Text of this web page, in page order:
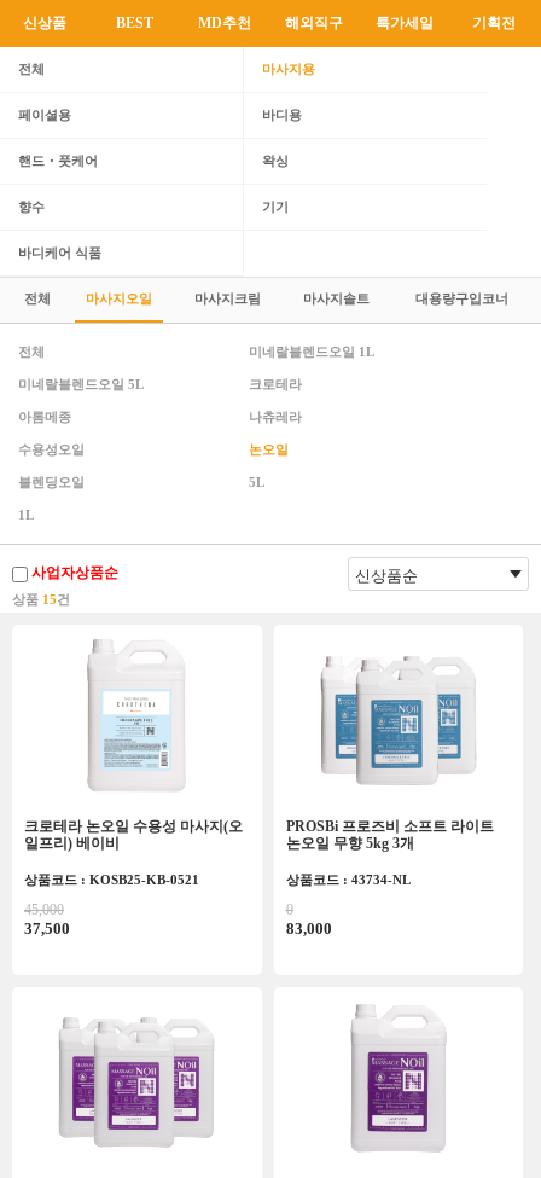
신상품 BEST MD추천 해외직구 특가세일 기획전
전체 마사지용
페이셜용 바디용
핸드・풋케어 왁싱
향수 기기
바디케어 식품
전체 마사지오일 마사지크림 마사지솔트 대용량구입코너
전체 미네랄블렌드오일 1L
미네랄블렌드오일 5L 크로테라
아롬메종 나츄레라
수용성오일 논오일
블렌딩오일 5L
1L
사업자상품순
상품 15건
크로테라 논오일 수용성 마사지(오
일프리) 베이비
상품코드 : KOSB25-KB-0521
45,000
37,500
PROSBi 프로즈비 소프트 라이트
논오일 무향 5kg 3개
상품코드 : 43734-NL
0
83,000